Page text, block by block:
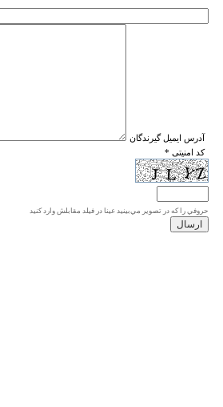
* آدرس ايميل گيرندگان
* کد امنیتی
حروفي را كه در تصوير مي‌بينيد عينا در فيلد مقابلش وارد كنيد